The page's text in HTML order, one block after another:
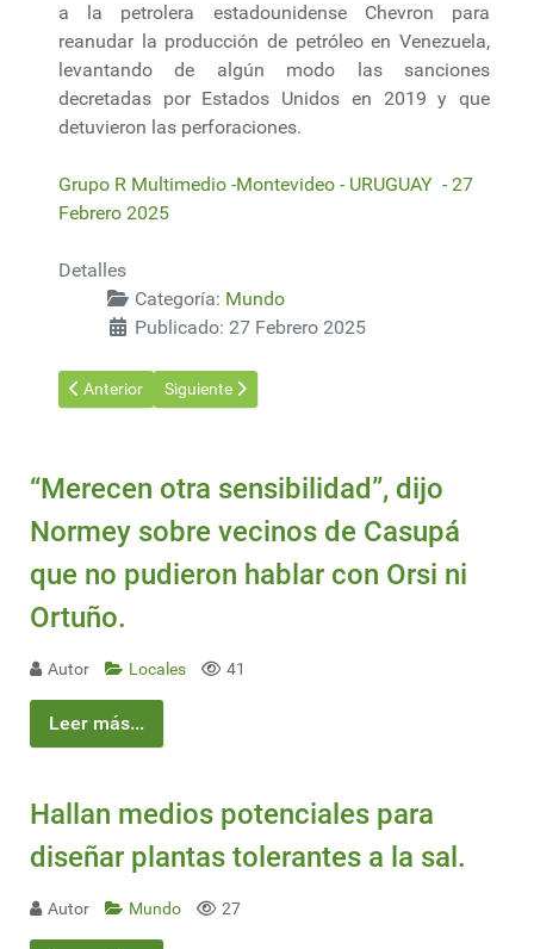
a la petrolera estadounidense Chevron para
reanudar la producción de petróleo en Venezuela,
levantando de algún modo las sanciones
decretadas por Estados Unidos en 2019 y que
detuvieron las perforaciones.
Grupo R Multimedio -Montevideo - URUGUAY - 27
Febrero 2025
Detalles
Categoría: Mundo
Publicado: 27 Febrero 2025
Artículo anterior: "Un momento histórico": Bolivia producirá
Anterior Artículo siguiente: El 99% de la población de Chile
Siguiente
“Merecen otra sensibilidad”, dijo
Normey sobre vecinos de Casupá
que no pudieron hablar con Orsi ni
Ortuño.
Autor Locales 41
Leer más...
Hallan medios potenciales para
diseñar plantas tolerantes a la sal.
Autor Mundo 27